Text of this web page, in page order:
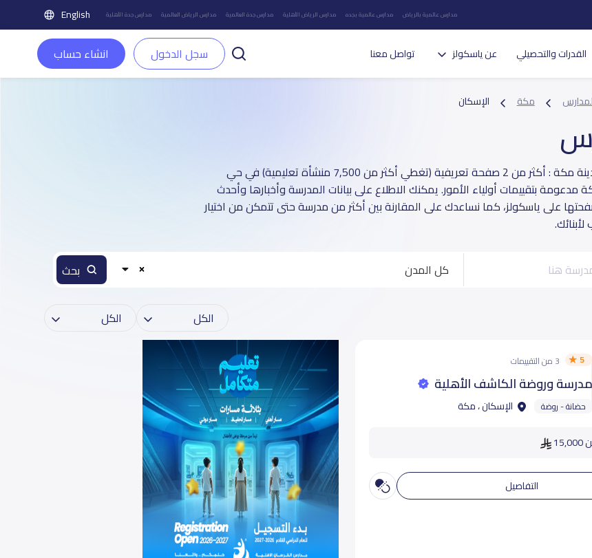
مدارس عالمية بالرياض مدارس عالمية بجده مدارس الرياض الأهلية مدارس جدة العالمية مدارس الرياض العالمية مدارس جدة الأهلية English
القدرات والتحصيلي عن ياسكولز تواصل معنا سجل الدخول انشاء حساب
مكة الإسكان
دليل مدارس مدينة مكة : أكثر من 2 صفحة تعريفية (تغطي أكثر من 7,500 منشأة تعليمية) في حي
بتقييمات أولياء الأمور. يمكنك الاطلاع على بيانات المدرسة وأخبارها وأحدث
على ياسكولز، كما نساعدك على المقارنة بين أكثر من مدرسة حتى تتمكن من اختيار
كل المدن
5 3 من التقييمات
مدرسة وروضة الكاشف الأهلية
حضانة - روضة الإسكان ، مكة
التفاصيل